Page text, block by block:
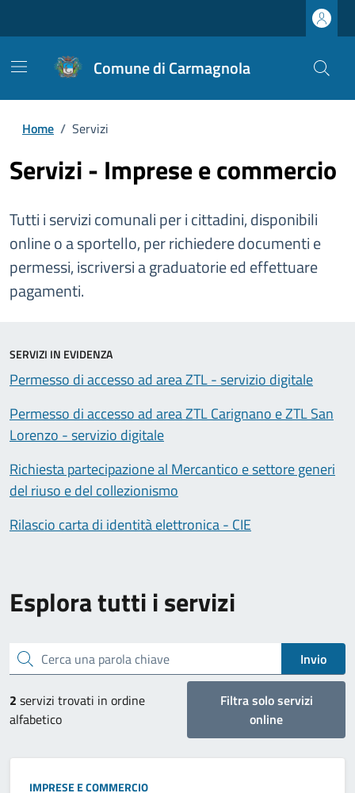
Comune di Carmagnola
Home / Servizi
Servizi - Imprese e commercio
Tutti i servizi comunali per i cittadini, disponibili
online o a sportello, per richiedere documenti e
permessi, iscriversi a graduatorie ed effettuare
pagamenti.
Esplora tutti i servizi
Cerca una parola chiave Invio
2 servizi trovati in ordine
alfabetico
Filtra solo servizi
online
Categoria:
IMPRESE E COMMERCIO
SERVIZI IN EVIDENZA
Permesso di accesso ad area ZTL - servizio digitale
Permesso di accesso ad area ZTL Carignano e ZTL San
Lorenzo - servizio digitale
Richiesta partecipazione al Mercantico e settore generi
del riuso e del collezionismo
Rilascio carta di identità elettronica - CIE